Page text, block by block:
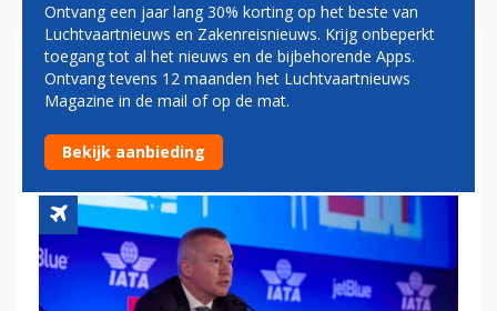
IATA: VRAAG NAAR
VLIEGREIZEN BLIJFT STERK,
VRACHTVERVOER DAALT
Ontvang een jaar lang 30% korting op het beste van
Luchtvaartnieuws en Zakenreisnieuws. Krijg onbeperkt
toegang tot al het nieuws en de bijbehorende Apps.
Ontvang tevens 12 maanden het Luchtvaartnieuws
Magazine in de mail of op de mat.
Bekijk aanbieding